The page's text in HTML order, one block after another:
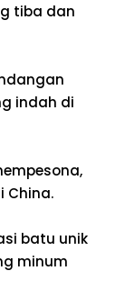
tiba dan
indah di
China.
batu unik
minum